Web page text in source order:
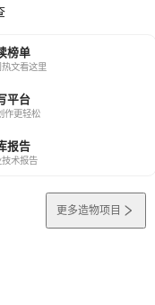
榜单
热文看这里
平台
作更轻松
报告
技术报告
更多造物项目